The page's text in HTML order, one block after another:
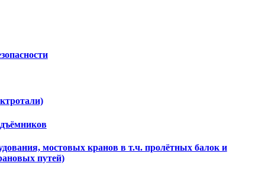
мостовых кранов в т.ч. пролётных балок и
путей)